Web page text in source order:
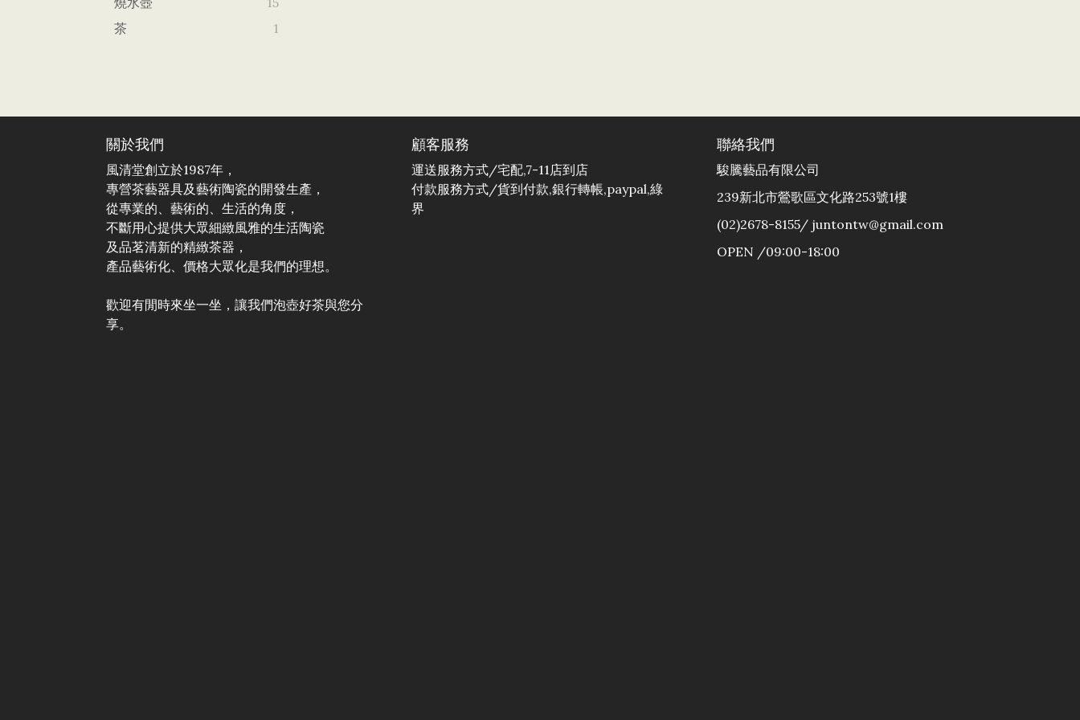
茶
1
關於我們
風清堂創立於1987年，
專營茶藝器具及藝術陶瓷的開發生產，
從專業的、藝術的、生活的角度，
不斷用心提供大眾細緻風雅的生活陶瓷
及品茗清新的精緻茶器，
產品藝術化、價格大眾化是我們的理想。
歡迎有閒時來坐一坐，讓我們泡壺好茶與您分
享。
顧客服務
運送服務方式/宅配,7-11店到店
付款服務方式/貨到付款,銀行轉帳,paypal,綠
界
聯絡我們
駿騰藝品有限公司
239新北市鶯歌區文化路253號1樓
(02)2678-8155/ juntontw@gmail.com
OPEN /09:00-18:00